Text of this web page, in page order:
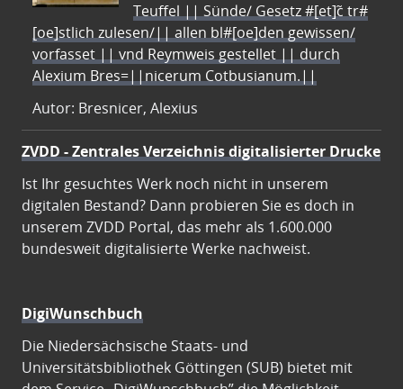
Teuffel || Sünde/ Gesetz #[et]c̃ tr#
[oe]stlich zulesen/|| allen bl#[oe]den gewissen/
vorfasset || vnd Reymweis gestellet || durch
Alexium Bres=||nicerum Cotbusianum.||
Autor: Bresnicer, Alexius
ZVDD - Zentrales Verzeichnis digitalisierter Drucke
Ist Ihr gesuchtes Werk noch nicht in unserem
digitalen Bestand? Dann probieren Sie es doch in
unserem ZVDD Portal, das mehr als 1.600.000
bundesweit digitalisierte Werke nachweist.
DigiWunschbuch
Die Niedersächsische Staats- und
Universitätsbibliothek Göttingen (SUB) bietet mit